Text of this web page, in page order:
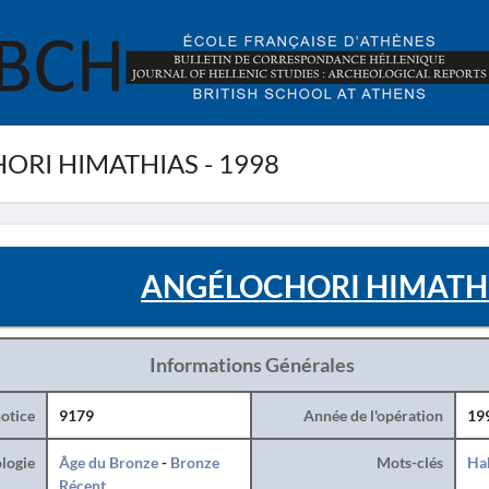
HIMATHIAS - 1998
ANGÉLOCHORI
Informations Générales
9179 Année de l'opération
Âge du Bronze- Bronze
Récent
Mots-clés